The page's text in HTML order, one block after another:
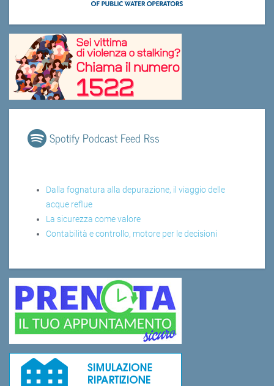
Spotify Podcast Feed Rss
Dalla fognatura alla depurazione, il viaggio delle
acque reflue
La sicurezza come valore
Contabilità e controllo, motore per le decisioni